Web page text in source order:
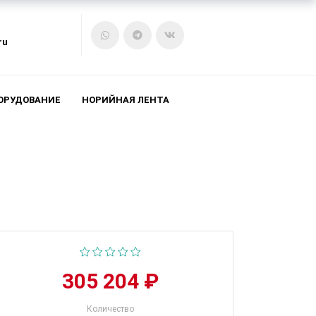
НОРИЙНАЯ ЛЕНТА
305 204 ₽
Количество